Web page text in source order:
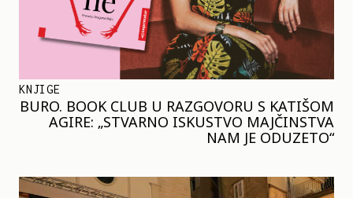
KNJIGE
BURO. BOOK CLUB U RAZGOVORU S KATIŠOM
AGIRE: „STVARNO ISKUSTVO MAJČINSTVA
NAM JE ODUZETO“